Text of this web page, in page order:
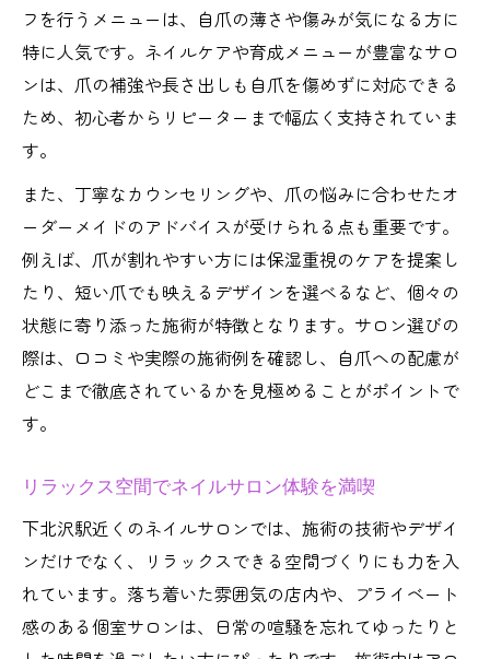
フを行うメニューは、自爪の薄さや傷みが気になる方に
特に人気です。ネイルケアや育成メニューが豊富なサロ
ンは、爪の補強や長さ出しも自爪を傷めずに対応できる
ため、初心者からリピーターまで幅広く支持されていま
す。
また、丁寧なカウンセリングや、爪の悩みに合わせたオ
ーダーメイドのアドバイスが受けられる点も重要です。
例えば、爪が割れやすい方には保湿重視のケアを提案し
たり、短い爪でも映えるデザインを選べるなど、個々の
状態に寄り添った施術が特徴となります。サロン選びの
際は、口コミや実際の施術例を確認し、自爪への配慮が
どこまで徹底されているかを見極めることがポイントで
す。
リラックス空間でネイルサロン体験を満喫
下北沢駅近くのネイルサロンでは、施術の技術やデザイ
ンだけでなく、リラックスできる空間づくりにも力を入
れています。落ち着いた雰囲気の店内や、プライベート
感のある個室サロンは、日常の喧騒を忘れてゆったりと